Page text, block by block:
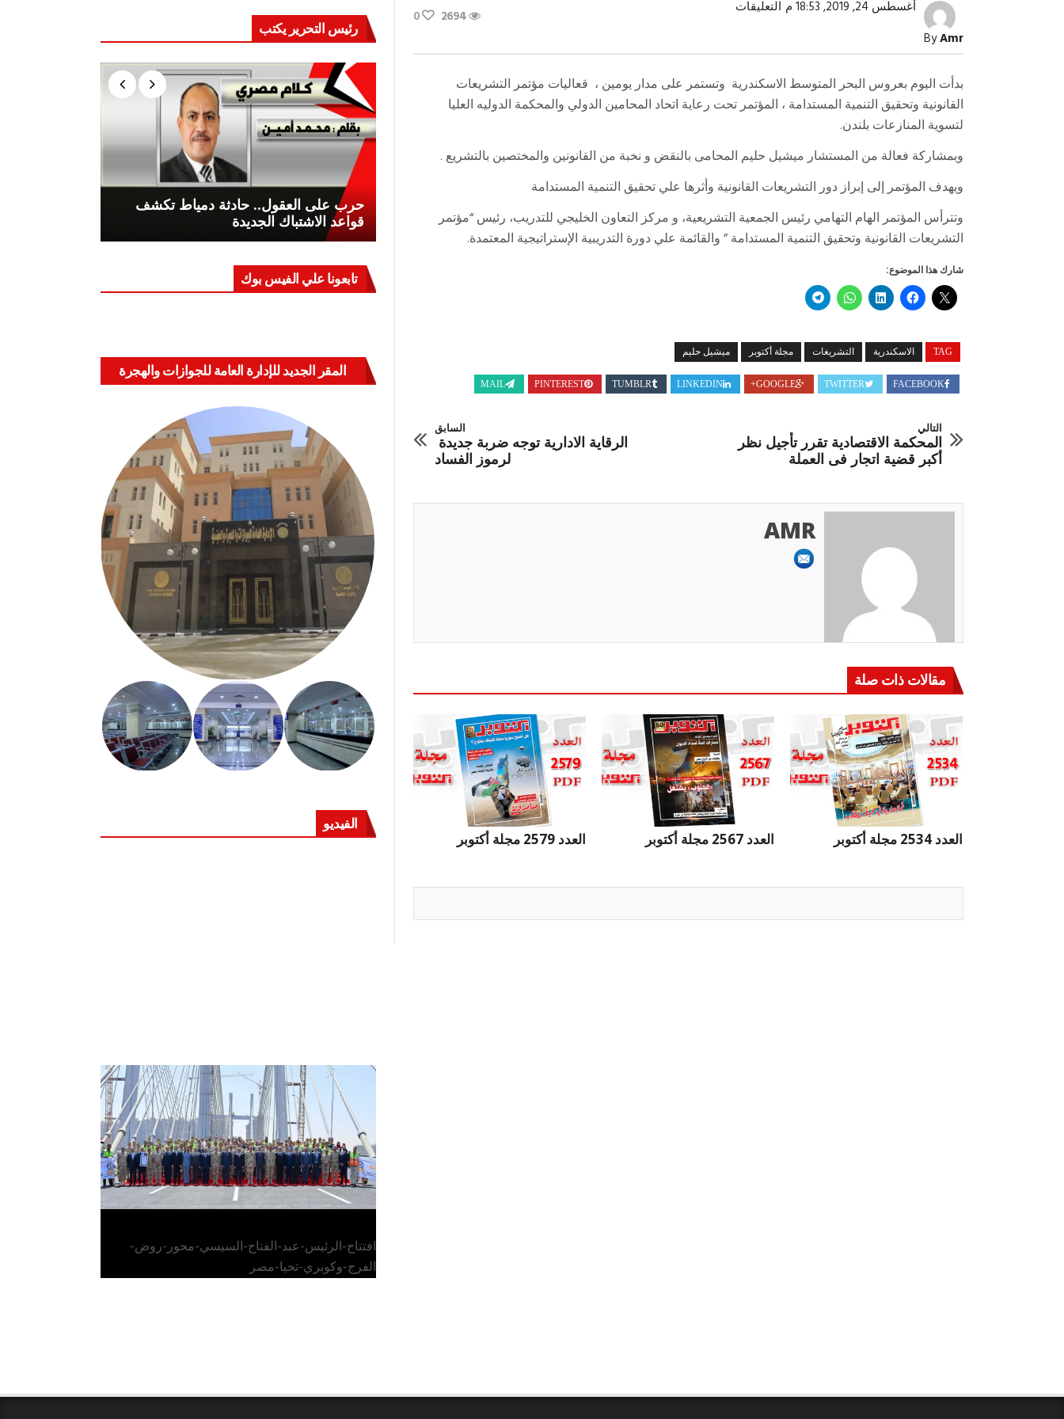
ByAmr
أغسطس 24, 2019, 18:53 م التعليقات
المستدامة ينطلق بالإسكندرية
2694
0
بدأت اليوم بعروس البحر المتوسط الاسكندرية وتستمر على مدار يومين ، قعاليات مؤتمر التشريعات
القانونية وتحقيق التنمية المستدامة ، المؤتمر تحت رعاية اتحاد المحامين الدولي والمحكمة الدوليه العليا
لتسوية المنازعات بلندن.
وبمشاركة فعالة من المستشار ميشيل حليم المحامى بالنقض و نخبة من القانونين والمختصين بالتشريع .
ويهدف المؤتمر إلى إبراز دور التشريعات القانونية وأثرها علي تحقيق التنمية المستدامة
وتترأس المؤتمر الهام التهامي رئيس الجمعية التشريعية، و مركز التعاون الخليجي للتدريب، رئيس “مؤتمر
التشريعات القانونية وتحقيق التنمية المستدامة ” والقائمة علي دورة التدريبية الإستراتيجية المعتمدة.
شارك هذا الموضوع:
TAG الاسكندرية التشريغات مجلة أكتوبر ميشيل حليم
FACEBOOK
TWITTER
GOOGLE+
LINKEDIN
TUMBLR
PINTEREST
MAIL
السابق
الرقاية الادارية توجه ضربة جديدة
لرموز الفساد
التالي
المحكمة الاقتصادية تقرر تأجيل نظر
أكبر قضية اتجار فى العملة
AMR
مقالات ذات صلة
العدد 2579 مجلة أكتوبر العدد 2567 مجلة أكتوبر العدد 2534 مجلة أكتوبر
رئيس التحرير يكتب
حرب على العقول.. حادثة دمياط تكشف
قواعد الاشتباك الجديدة
معركة لا تُرى.. وحراس لا ينامون
الدول كيانات تنموية عملاقة؟
تابعونا علي الفيس بوك
المقر الجديد للإدارة العامة للجوازات والهجرة
الفيديو
الرئيس عبد الفتاح السيسي يفتتح محور روض
الفرج وكوبري تحيا مصر
افتتاح-الرئيس-عبد-الفتاح-السيسي-محور-روض-
الفرج-وكوبري-تحيا-مصر